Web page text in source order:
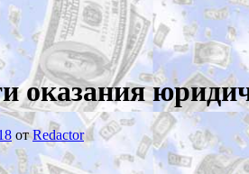
оказания
отRedactor